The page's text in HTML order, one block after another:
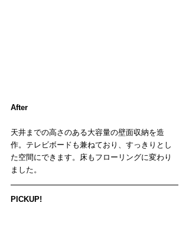
After
天井までの高さのある大容量の壁面収納を造
作。テレビボードも兼ねており、すっきりとし
た空間にできます。床もフローリングに変わり
ました。
PICKUP!